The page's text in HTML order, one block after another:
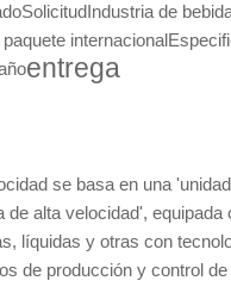
SolicitudIndustria de
internacional
entrega
se basa en una
alta velocidad',
líquidas y otras con
de producción y control